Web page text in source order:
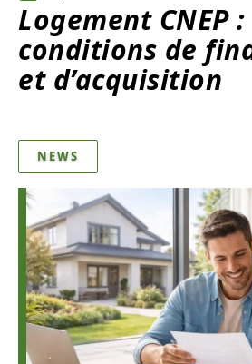
Logement CNEP :
conditions de
et d’acquisition
NEWS